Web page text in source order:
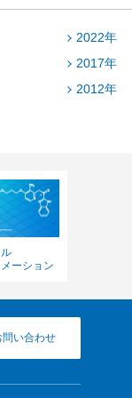
2022年
2017年
2012年
ーション
問い合わせ